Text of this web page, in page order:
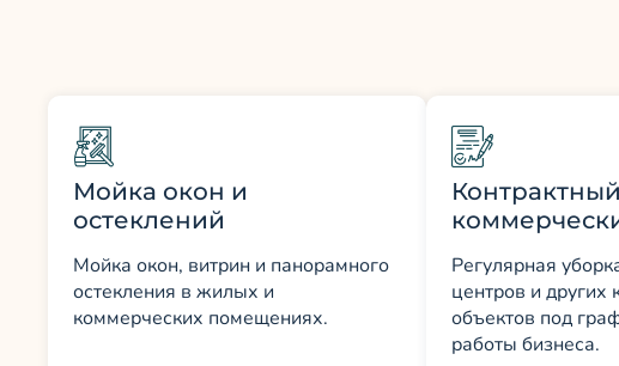
Мойка окон и
остеклений
Мойка окон, витрин и панорамного
остекления в жилых и
коммерческих помещениях.
Контрактный
Регулярная
центров и других
объектов под
работы бизнеса.